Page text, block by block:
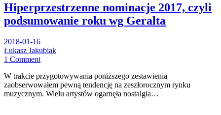
Hiperprzestrzenne nominacje 2017, czyli
podsumowanie roku wg Geralta
2018-01-16
Łukasz Jakubiak
1 Comment
W trakcie przygotowywania poniższego zestawienia
zaobserwowałem pewną tendencję na zeszłorocznym rynku
muzycznym. Wielu artystów ogarnęła nostalgia…